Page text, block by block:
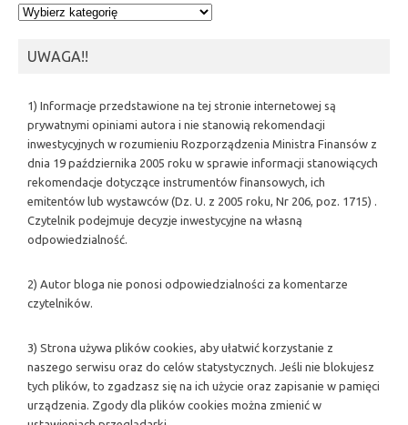
Kategorie
UWAGA!!
1) Informacje przedstawione na tej stronie internetowej są
prywatnymi opiniami autora i nie stanowią rekomendacji
inwestycyjnych w rozumieniu Rozporządzenia Ministra Finansów z
dnia 19 października 2005 roku w sprawie informacji stanowiących
rekomendacje dotyczące instrumentów finansowych, ich
emitentów lub wystawców (Dz. U. z 2005 roku, Nr 206, poz. 1715) .
Czytelnik podejmuje decyzje inwestycyjne na własną
odpowiedzialność.
2) Autor bloga nie ponosi odpowiedzialności za komentarze
czytelników.
3) Strona używa plików cookies, aby ułatwić korzystanie z
naszego serwisu oraz do celów statystycznych. Jeśli nie blokujesz
tych plików, to zgadzasz się na ich użycie oraz zapisanie w pamięci
urządzenia. Zgody dla plików cookies można zmienić w